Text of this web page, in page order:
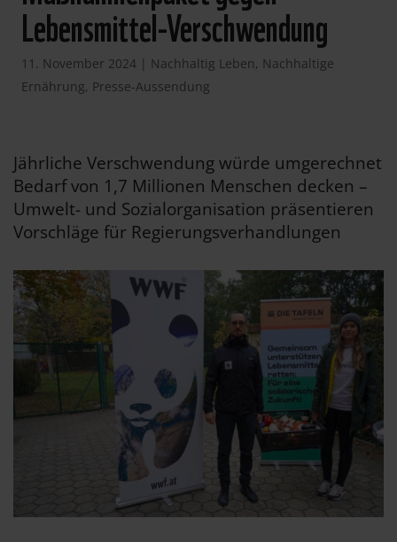
Lebensmittel-Verschwendung
11. November 2024| Nachhaltig Leben, Nachhaltige
Ernährung, Presse-Aussendung
Jährliche Verschwendung würde umgerechnet
Bedarf von 1,7 Millionen Menschen decken –
Umwelt- und Sozialorganisation präsentieren
Vorschläge für Regierungsverhandlungen